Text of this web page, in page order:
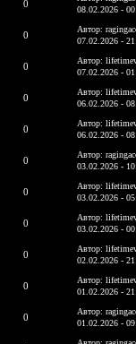
0
08.02.2026 -
0
Автор:
07.02.2026 -
0
Автор:
07.02.2026 -
0
Автор:
06.02.2026 -
0
Автор:
06.02.2026 -
0
Автор:
03.02.2026 -
0
Автор:
03.02.2026 -
0
Автор:
03.02.2026 -
0
Автор:
02.02.2026 -
0
Автор:
01.02.2026 -
0
Автор:
01.02.2026 -